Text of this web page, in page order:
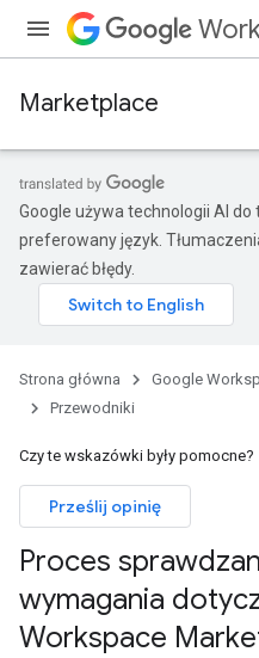
Marketplace
Google używa technologii AI
preferowany język.
zawierać błędy.
Strona główna Google
Przewodniki
Czy te wskazówki były pomocne?
Prześlij opinię
Proces
wymagania
Workspace